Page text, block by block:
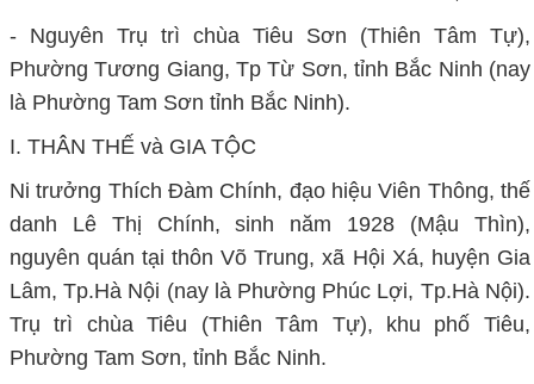
- Nguyên Trụ trì chùa Tiêu Sơn (Thiên Tâm Tự),
Phường Tương Giang, Tp Từ Sơn, tỉnh Bắc Ninh (nay
là Phường Tam Sơn tỉnh Bắc Ninh).
I. THÂN THẾ và GIA TỘC
Ni trưởng Thích Đàm Chính, đạo hiệu Viên Thông, thế
danh Lê Thị Chính, sinh năm 1928 (Mậu Thìn),
nguyên quán tại thôn Võ Trung, xã Hội Xá, huyện Gia
Lâm, Tp.Hà Nội (nay là Phường Phúc Lợi, Tp.Hà Nội).
Trụ trì chùa Tiêu (Thiên Tâm Tự), khu phố Tiêu,
Phường Tam Sơn, tỉnh Bắc Ninh.